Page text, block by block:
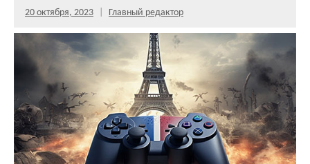
20 октября, 2023 Главный редактор